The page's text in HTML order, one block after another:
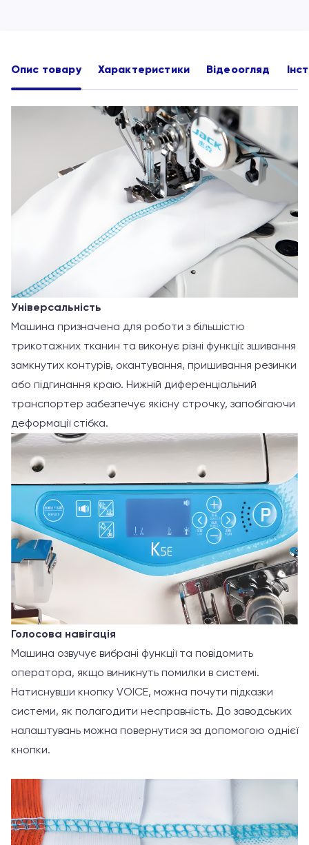
Опис товару Характеристики Відеоогляд
Універсальність
Машина призначена для роботи з більшістю
трикотажних тканин та виконує різні функції: зшивання
замкнутих контурів, окантування, пришивання резинки
або підгинання краю. Нижній диференціальний
транспортер забезпечує якісну строчку, запобігаючи
деформації стібка.
Голосова навігація
Машина озвучує вибрані функції та повідомить
оператора, якщо виникнуть помилки в системі.
Натиснувши кнопку VOICE, можна почути підказки
системи, як полагодити несправність. До заводських
налаштувань можна повернутися за допомогою однієї
кнопки.